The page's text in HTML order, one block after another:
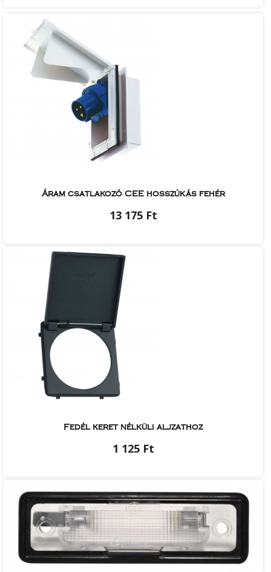
Áram csatlakozó CEE hosszúkás fehér
13 175 Ft
Fedél keret nélküli aljzathoz
1 125 Ft